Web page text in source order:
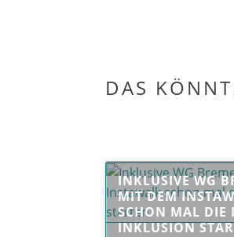
DAS
INKLUSIVE WG
MIT DEM
SCHON MAL DIE
INKLUSION